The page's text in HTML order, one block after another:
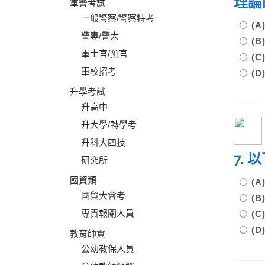
軍警考試
一般警察/警察特考
警專/警大
軍士官/預官
軍校招考
升學考試
升高中
升大學/轉學考
升科大四技
研究所
國貿類
國貿大會考
專責報關人員
教育師資
公幼教保人員
7.